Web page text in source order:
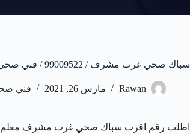
سباك صحي غرب مشرف / 99009522 / فني صحي بغرب مشرف
Rawan مارس 26, 2021 فني
اطلب رقم اقرب سباك صحي غرب مشرف معلم